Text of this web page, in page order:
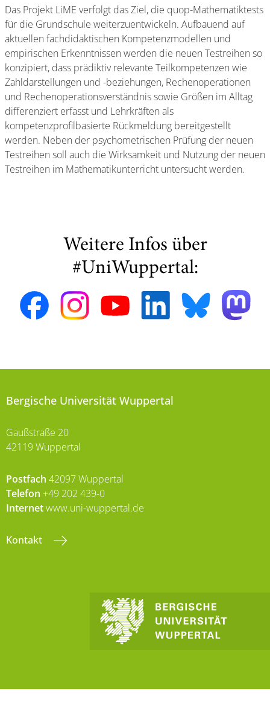
Das Projekt LiME verfolgt das Ziel, die quop-Mathematiktests
für die Grundschule weiterzuentwickeln. Aufbauend auf
aktuellen fachdidaktischen Kompetenzmodellen und
empirischen Erkenntnissen werden die neuen Testreihen so
konzipiert, dass prädiktiv relevante Teilkompetenzen wie
Zahldarstellungen und -beziehungen, Rechenoperationen
und Rechenoperationsverständnis sowie Größen im Alltag
differenziert erfasst und Lehrkräften als
kompetenzprofilbasierte Rückmeldung bereitgestellt
werden. Neben der psychometrischen Prüfung der neuen
Testreihen soll auch die Wirksamkeit und Nutzung der neuen
Testreihen im Mathematikunterricht untersucht werden.
Weitere Infos über
#UniWuppertal:
Bergische Universität Wuppertal
Gaußstraße 20
42119 Wuppertal
Postfach 42097 Wuppertal
Telefon +49 202 439-0
Internetwww.uni-wuppertal.de
Kontakt